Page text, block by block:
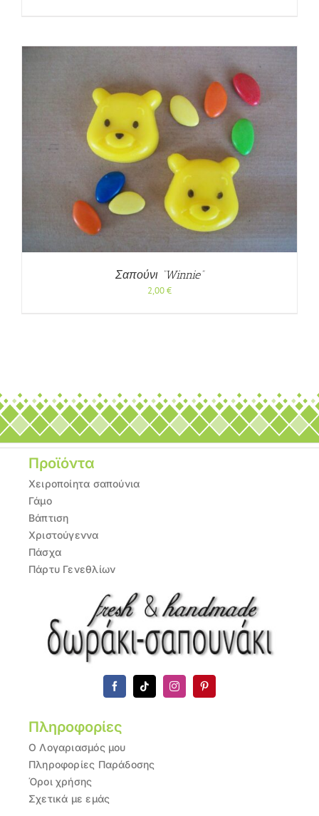
Σαπούνι “Winnie”
2,00€
Προϊόντα
Χειροποίητα σαπούνια
Γάμο
Βάπτιση
Χριστούγεννα
Πάσχα
Πάρτυ Γενεθλίων
Πληροφορίες
Ο Λογαριασμός μου
Πληροφορίες Παράδοσης
Όροι χρήσης
Σχετικά με εμάς